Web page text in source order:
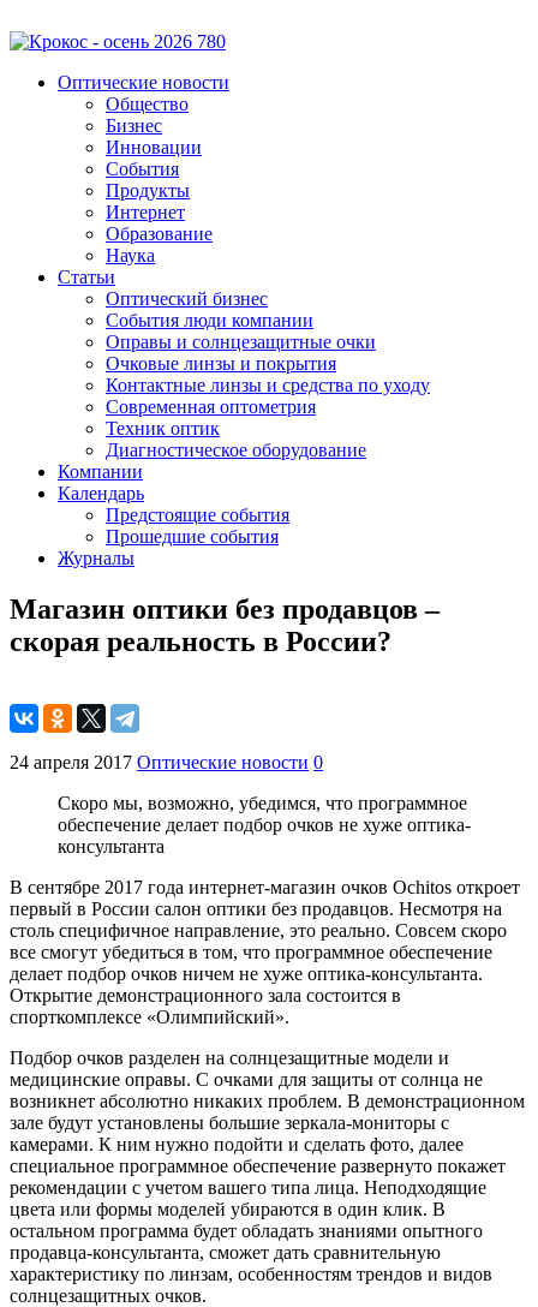
Оптические новости
Общество
Бизнес
Инновации
События
Продукты
Интернет
Образование
Наука
Статьи
Оптический бизнес
События люди компании
Оправы и солнцезащитные очки
Очковые линзы и покрытия
Контактные линзы и средства по уходу
Современная оптометрия
Техник оптик
Диагностическое оборудование
Компании
Календарь
Предстоящие события
Прошедшие события
Журналы
Магазин оптики без продавцов –
скорая реальность в России?
24 апреля 2017 Оптические новости 0
Скоро мы, возможно, убедимся, что программное
обеспечение делает подбор очков не хуже оптика-
консультанта
В сентябре 2017 года интернет-магазин очков Ochitos откроет
первый в России салон оптики без продавцов. Несмотря на
столь специфичное направление, это реально. Совсем скоро
все смогут убедиться в том, что программное обеспечение
делает подбор очков ничем не хуже оптика-консультанта.
Открытие демонстрационного зала состоится в
спорткомплексе «Олимпийский».
Подбор очков разделен на солнцезащитные модели и
медицинские оправы. С очками для защиты от солнца не
возникнет абсолютно никаких проблем. В демонстрационном
зале будут установлены большие зеркала-мониторы с
камерами. К ним нужно подойти и сделать фото, далее
специальное программное обеспечение развернуто покажет
рекомендации с учетом вашего типа лица. Неподходящие
цвета или формы моделей убираются в один клик. В
остальном программа будет обладать знаниями опытного
продавца-консультанта, сможет дать сравнительную
характеристику по линзам, особенностям трендов и видов
солнцезащитных очков.